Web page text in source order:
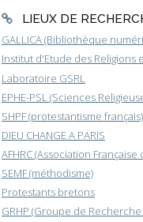
LIEUX DE
GALLICA (Bibliothèque
Institut d'Etude des Religions
Laboratoire GSRL
EPHE-PSL (Sciences
SHPF (protestantisme français)
DIEU CHANGE A PARIS
AFHRC (Association
SEMF (méthodisme)
Protestants bretons
GRHP (Groupe de